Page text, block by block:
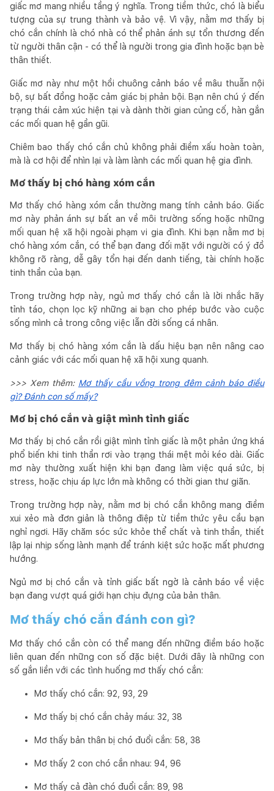
giấc mơ mang nhiều tầng ý nghĩa. Trong tiềm thức, chó là biểu
tượng của sự trung thành và bảo vệ. Vì vậy, nằm mơ thấy bị
chó cắn chính là chó nhà có thể phản ánh sự tổn thương đến
từ người thân cận - có thể là người trong gia đình hoặc bạn bè
thân thiết.
Giấc mơ này như một hồi chuông cảnh báo về mâu thuẫn nội
bộ, sự bất đồng hoặc cảm giác bị phản bội. Bạn nên chú ý đến
trạng thái cảm xúc hiện tại và dành thời gian củng cố, hàn gắn
các mối quan hệ gần gũi.
Chiêm bao thấy chó cắn chủ không phải điềm xấu hoàn toàn,
mà là cơ hội để nhìn lại và làm lành các mối quan hệ gia đình.
Mơ thấy bị chó hàng xóm cắn
Mơ thấy chó hàng xóm cắn thường mang tính cảnh báo. Giấc
mơ này phản ánh sự bất an về môi trường sống hoặc những
mối quan hệ xã hội ngoài phạm vi gia đình. Khi bạn nằm mơ bị
chó hàng xóm cắn, có thể bạn đang đối mặt với người có ý đồ
không rõ ràng, dễ gây tổn hại đến danh tiếng, tài chính hoặc
tinh thần của bạn.
Trong trường hợp này, ngủ mơ thấy chó cắn là lời nhắc hãy
tỉnh táo, chọn lọc kỹ những ai bạn cho phép bước vào cuộc
sống mình cả trong công việc lẫn đời sống cá nhân.
Mơ thấy bị chó hàng xóm cắn là dấu hiệu bạn nên nâng cao
cảnh giác với các mối quan hệ xã hội xung quanh.
>>> Xem thêm: Mơ thấy cầu vồng trong đêm cảnh báo điều
gì? Đánh con số mấy?
Mơ bị chó cắn và giật mình tỉnh giấc
Mơ thấy bị chó cắn rồi giật mình tỉnh giấc là một phản ứng khá
phổ biến khi tinh thần rơi vào trạng thái mệt mỏi kéo dài. Giấc
mơ này thường xuất hiện khi bạn đang làm việc quá sức, bị
stress, hoặc chịu áp lực lớn mà không có thời gian thư giãn.
Trong trường hợp này, nằm mơ bị chó cắn không mang điềm
xui xẻo mà đơn giản là thông điệp từ tiềm thức yêu cầu bạn
nghỉ ngơi. Hãy chăm sóc sức khỏe thể chất và tinh thần, thiết
lập lại nhịp sống lành mạnh để tránh kiệt sức hoặc mất phương
hướng.
Ngủ mơ bị chó cắn và tỉnh giấc bất ngờ là cảnh báo về việc
bạn đang vượt quá giới hạn chịu đựng của bản thân.
Mơ thấy chó cắn đánh con gì?
Mơ thấy chó cắn còn có thể mang đến những điềm báo hoặc
liên quan đến những con số đặc biệt. Dưới đây là những con
số gắn liền với các tình huống mơ thấy chó cắn:
Mơ thấy chó cắn: 92, 93, 29
Mơ thấy bị chó cắn chảy máu: 32, 38
Mơ thấy bản thân bị chó đuổi cắn: 58, 38
Mơ thấy 2 con chó cắn nhau: 94, 96
Mơ thấy cả đàn chó đuổi cắn: 89, 98